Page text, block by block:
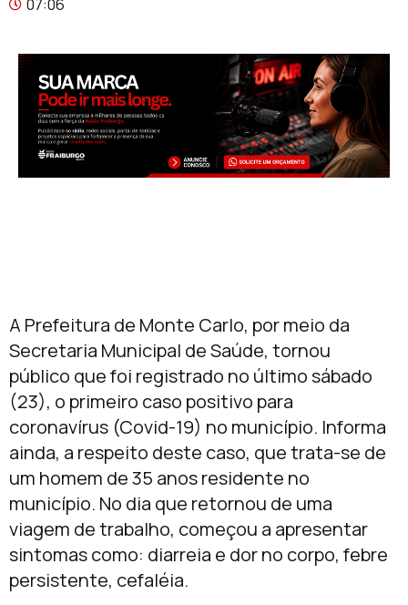
07:06
A Prefeitura de Monte Carlo, por meio da
Secretaria Municipal de Saúde, tornou
público que foi registrado no último sábado
(23), o primeiro caso positivo para
coronavírus (Covid-19) no município. Informa
ainda, a respeito deste caso, que trata-se de
um homem de 35 anos residente no
município. No dia que retornou de uma
viagem de trabalho, começou a apresentar
sintomas como: diarreia e dor no corpo, febre
persistente, cefaléia.